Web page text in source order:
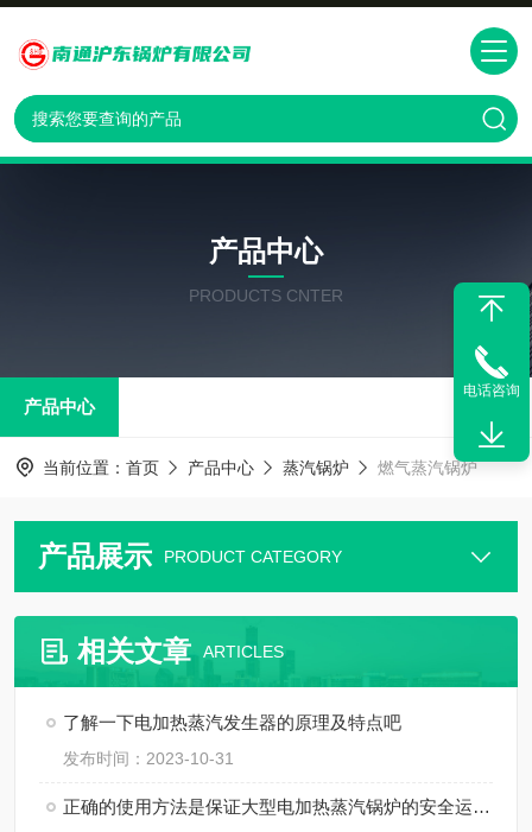
产品中心
PRODUCTS CNTER
产品中心
当前位置： 首页 产品中心 蒸汽锅炉 燃气蒸汽锅炉
产品展示 PRODUCT CATEGORY
相关文章 ARTICLES
了解一下电加热蒸汽发生器的原理及特点吧
发布时间：2023-10-31
正确的使用方法是保证大型电加热蒸汽锅炉的安全运行的关键
电话咨询